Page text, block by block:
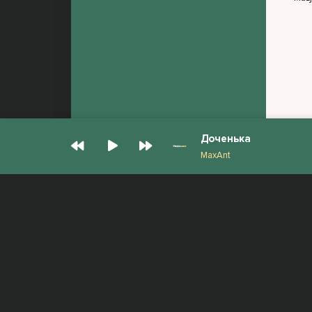
Доченька
MaxAnt